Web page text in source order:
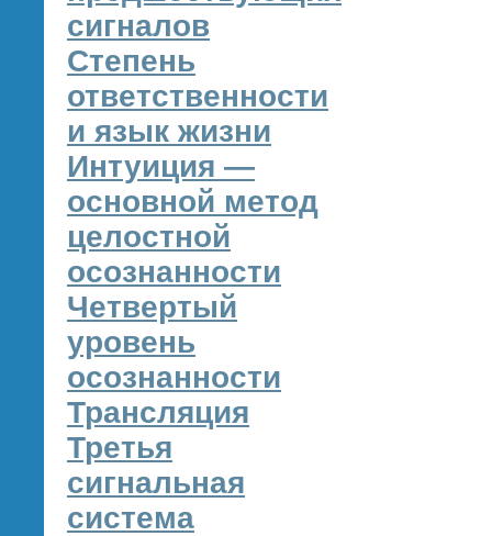
сигналов
Степень
ответственности
и язык жизни
Интуиция —
основной метод
целостной
осознанности
Четвертый
уровень
осознанности
Трансляция
Третья
сигнальная
система